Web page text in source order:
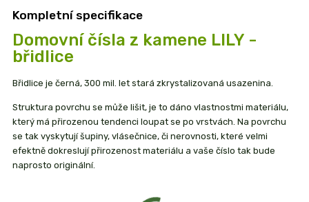
Kompletní specifikace
Domovní čísla z kamene LILY -
břidlice
Břidlice je černá, 300 mil. let stará zkrystalizovaná usazenina.
Struktura povrchu se může lišit, je to dáno vlastnostmi materiálu,
který má přirozenou tendenci loupat se po vrstvách. Na povrchu
se tak vyskytují šupiny, vlásečnice, či nerovnosti, které velmi
efektně dokreslují přirozenost materiálu a vaše číslo tak bude
naprosto originální.